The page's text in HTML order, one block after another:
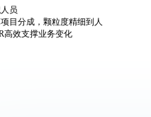
员
目分成，颗粒度精细到人
高效支撑业务变化